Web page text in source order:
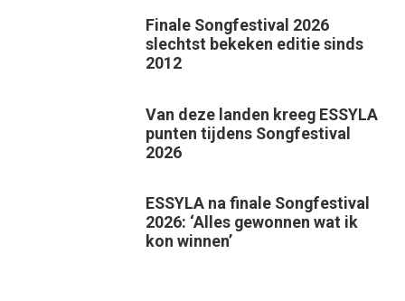
Finale Songfestival 2026
slechtst bekeken editie sinds
2012
Van deze landen kreeg ESSYLA
punten tijdens Songfestival
2026
ESSYLA na finale Songfestival
2026: ‘Alles gewonnen wat ik
kon winnen’